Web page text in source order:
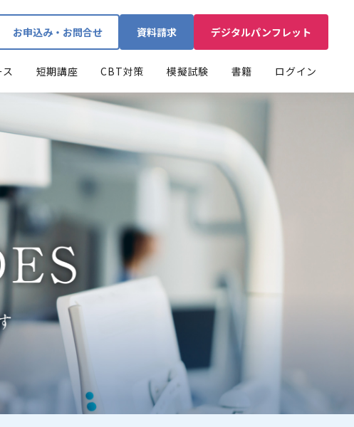
お申込み・お問合せ 資料請求 デジタルパンフレット
DESの国試対策
ュール/カリキュラム 1日のスケジュール
短期講座
直前対策予想講座
CBT対策
CBTネット模試
動作環境・お試し版
模擬試験
全国統一模擬試験ご案内
書籍 ログイン
DES本科生ログイン